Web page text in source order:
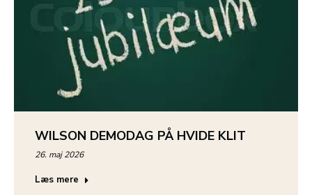
WILSON DEMODAG PÅ HVIDE KLIT
26. maj 2026
Læs mere